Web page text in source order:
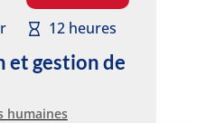
12 heures
et gestion de
humaines